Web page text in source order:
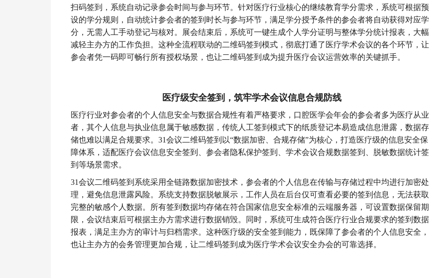
扫码签到，系统自动记录参会时间与参与环节。针对医疗行业核心的继续教育学分需求，系统可根据预
设的学分规则，自动统计参会者的签到时长与参与环节，满足学分授予条件的参会者将自动获得对应学
分，无需人工手动登记与核对。展会结束后，系统可一键生成个人学分证明与整体学分统计报表，大幅
减轻主办方的工作负担。这种全流程联动的二维码签到模式，彻底打通了医疗学术会议的各个环节，让
参会者凭一码即可畅行所有授权场景，也让二维码签到成为提升医疗会议运营效率的关键抓手。
医疗级安全签到，筑牢学术会议信息合规防线
医疗行业对参会者的个人信息安全与数据合规性有着严格要求，口腔医学会年会的参会者多为医疗从业
者，其个人信息与执业信息属于敏感数据，传统人工签到模式下的纸质登记本易造成信息泄露，数据存
储也难以满足合规要求。31会议二维码签到以“数据加密、合规存储”为核心，打造医疗级的信息安全保
障体系，适配医疗会议信息安全签到、参会者隐私保护签到、学术会议合规数据签到、脱敏数据统计签
到等场景需求。
31会议二维码签到系统采用全链路数据加密技术，参会者的个人信息在传输与存储过程中均进行加密处
理，避免信息泄露风险。系统支持数据脱敏展示，工作人员在后台仅可查看必要的签到信息，无法获取
完整的敏感个人数据。所有签到数据均存储在符合国家信息安全标准的云端服务器，可设置数据保留期
限，会议结束后可根据主办方需求进行数据销毁。同时，系统可生成符合医疗行业合规要求的签到数据
报表，满足主办方的审计与归档需求。这种医疗级的安全签到能力，既保障了参会者的个人信息安全，
也让主办方的会务管理更加合规，让二维码签到成为医疗学术会议安全办会的可靠选择。